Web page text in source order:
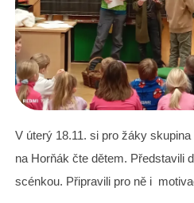
V úterý 18.11. si pro žáky
na Horňák čte dětem. Představili
scénkou. Připravili pro ně i